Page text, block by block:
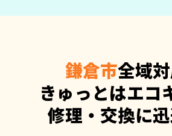
鎌倉市全域対
きゅっとはエコ
修理・交換に